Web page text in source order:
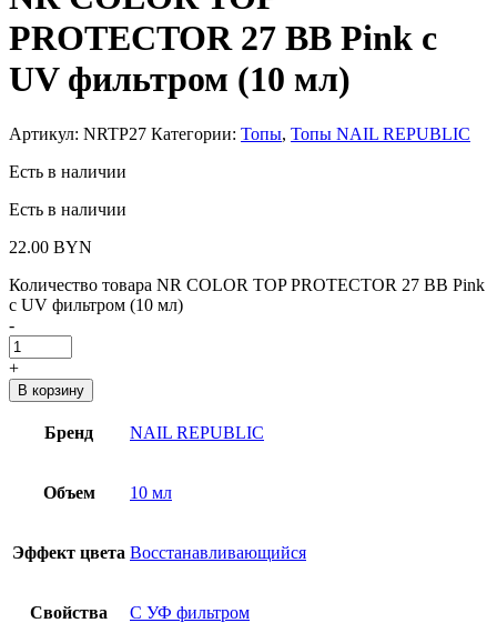
PROTECTOR 27 BB Pink c
UV фильтром (10 мл)
Артикул: NRTP27 Категории: Топы, Топы NAIL REPUBLIC
Есть в наличии
Есть в наличии
22.00 BYN
Количество товара NR COLOR TOP PROTECTOR 27 BB Pink
c UV фильтром (10 мл)
-
+
В корзину
Бренд NAIL REPUBLIC
Объем 10 мл
Эффект цвета Восстанавливающийся
Свойства С УФ фильтром